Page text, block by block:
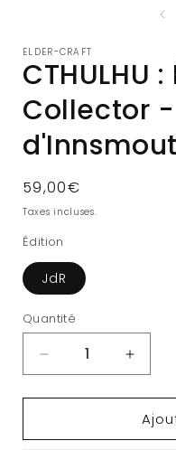
une
fenêtre
modale
ELDER-CRAFT
CTHULHU
Collector
Prix
habituel
59,00€
Taxes incluses.
Édition
JdR
Quantité
Réduire
la
quantité
CTHULHU
la
de